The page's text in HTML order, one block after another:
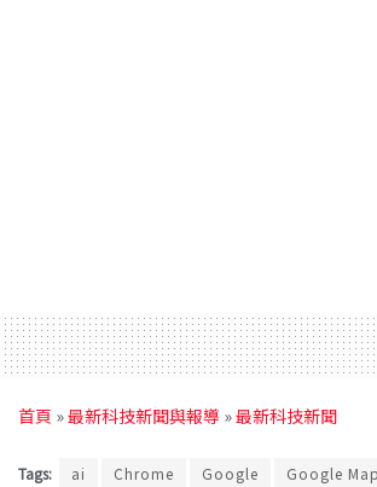
首頁 »最新科技新聞與報導 »最新科技新聞
Tags: ai Chrome Google Google